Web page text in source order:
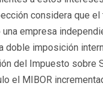
considera que
empresa
doble imposición
del Impuesto
el MIBOR